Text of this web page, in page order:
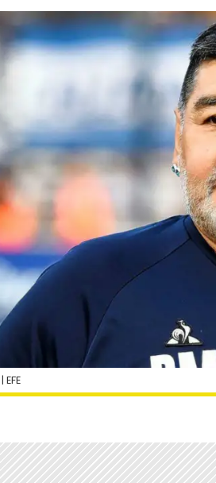
| EFE